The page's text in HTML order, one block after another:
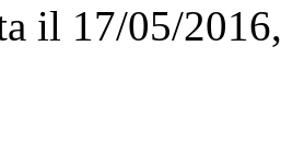
il 17/05/